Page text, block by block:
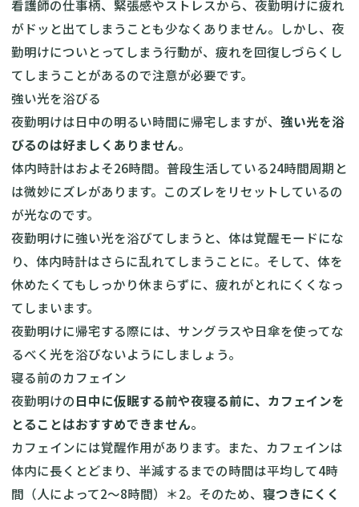
看護師の仕事柄、緊張感やストレスから、夜勤明けに疲れ
がドッと出てしまうことも少なくありません。しかし、夜
勤明けについとってしまう行動が、疲れを回復しづらくし
てしまうことがあるので注意が必要です。
強い光を浴びる
夜勤明けは日中の明るい時間に帰宅しますが、 強い光を浴
びるのは好ましくありません。
体内時計はおよそ26時間。普段生活している24時間周期と
は微妙にズレがあります。このズレをリセットしているの
が光なのです。
夜勤明けに強い光を浴びてしまうと、体は覚醒モードにな
り、体内時計はさらに乱れてしまうことに。そして、体を
休めたくてもしっかり休まらずに、疲れがとれにくくなっ
てしまいます。
夜勤明けに帰宅する際には、サングラスや日傘を使ってな
るべく光を浴びないようにしましょう。
寝る前のカフェイン
夜勤明けの日中に仮眠する前や夜寝る前に、カフェインを
とることはおすすめできません。
カフェインには覚醒作用があります。また、カフェインは
体内に長くとどまり、半減するまでの時間は平均して4時
間（人によって2〜8時間）＊2。そのため、 寝つきにくく